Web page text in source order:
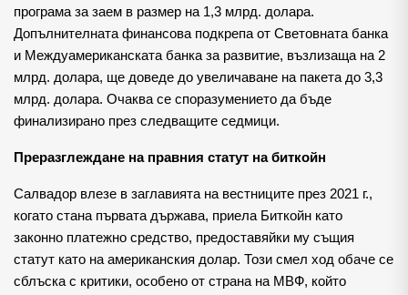
програма за заем в размер на 1,3 млрд. долара.
Допълнителната финансова подкрепа от Световната банка
и Междуамериканската банка за развитие, възлизаща на 2
млрд. долара, ще доведе до увеличаване на пакета до 3,3
млрд. долара. Очаква се споразумението да бъде
финализирано през следващите седмици.
Преразглеждане на правния статут на биткойн
Салвадор влезе в заглавията на вестниците през 2021 г.,
когато стана първата държава, приела Биткойн като
законно платежно средство, предоставяйки му същия
статут като на американския долар. Този смел ход обаче се
сблъска с критики, особено от страна на МВФ, който